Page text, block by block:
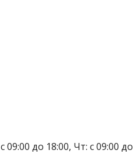
09:00 до 18:00, Чт: с 09:00 до